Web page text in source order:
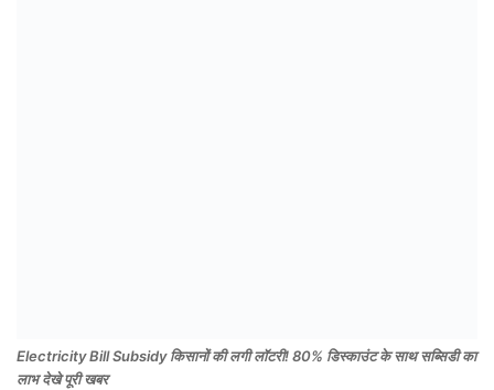
Electricity Bill Subsidy किसानों की लगी लॉटरी! 80% डिस्काउंट के साथ सब्सिडी का
लाभ देखे पूरी खबर